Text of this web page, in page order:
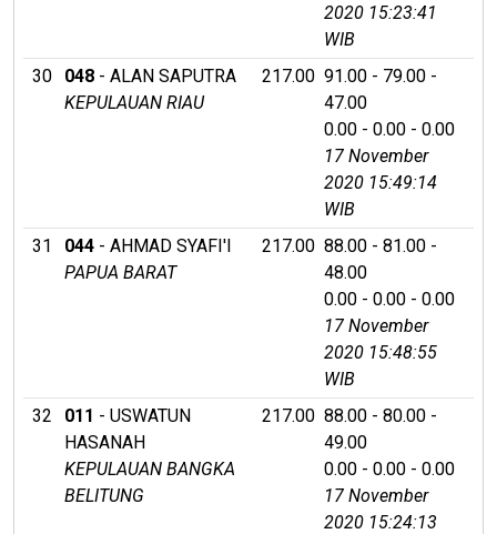
2020 15:23:41
WIB
30
048 - ALAN SAPUTRA
KEPULAUAN RIAU
217.00 91.00 - 79.00 -
47.00
0.00 - 0.00 - 0.00
17 November
2020 15:49:14
WIB
31
044 - AHMAD SYAFI'I
PAPUA BARAT
217.00 88.00 - 81.00 -
48.00
0.00 - 0.00 - 0.00
17 November
2020 15:48:55
WIB
32
011 - USWATUN
HASANAH
KEPULAUAN BANGKA
BELITUNG
217.00 88.00 - 80.00 -
49.00
0.00 - 0.00 - 0.00
17 November
2020 15:24:13